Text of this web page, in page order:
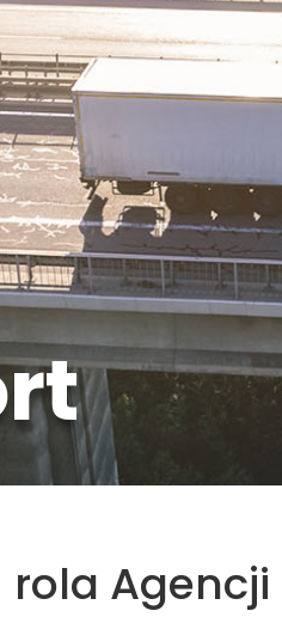
Agencji